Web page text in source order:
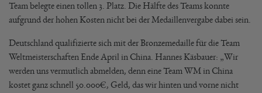
Team belegte einen tollen 3. Platz. Die Hälfte des Teams konnte
aufgrund der hohen Kosten nicht bei der Medaillenvergabe dabei sein.
Deutschland qualifizierte sich mit der Bronzemedaille für die Team
Weltmeisterschaften Ende April in China. Hannes Käsbauer: „Wir
werden uns vermutlich abmelden, denn eine Team WM in China
kostet ganz schnell 50.000€, Geld, das wir hinten und vorne nicht